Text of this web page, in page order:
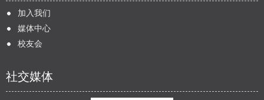
加入我们
媒体中心
校友会
社交媒体